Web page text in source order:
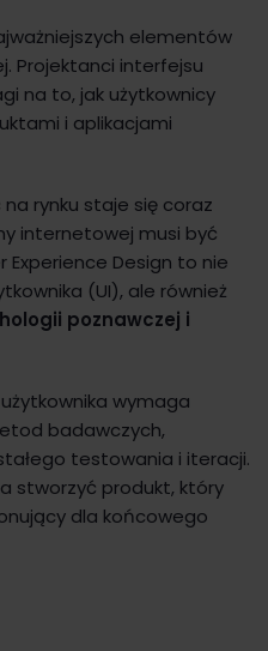
elementów
Projektanci interfejsu
na to, jak użytkownicy
i aplikacjami
rynku staje się coraz
internetowej musi być
Experience Design to nie
(UI), ale również
poznawczej i
wymaga
badawczych,
testowania i iteracji.
stworzyć produkt, który
dla końcowego